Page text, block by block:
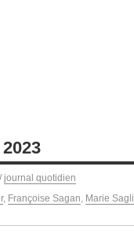
/ journal quotidien
, Françoise Sagan Marie